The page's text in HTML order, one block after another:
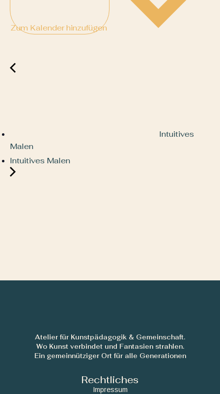
Zum Kalender hinzufügen
Intuitives
Malen
Intuitives Malen
Atelier für Kunstpädagogik & Gemeinschaft.
Wo Kunst verbindet und Fantasien strahlen.
Ein gemeinnütziger Ort für alle Generationen
Rechtliches
Impressum